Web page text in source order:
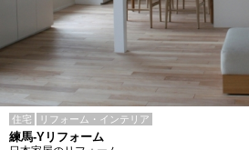
住宅 リフォーム・インテリア
練馬-Yリフォーム